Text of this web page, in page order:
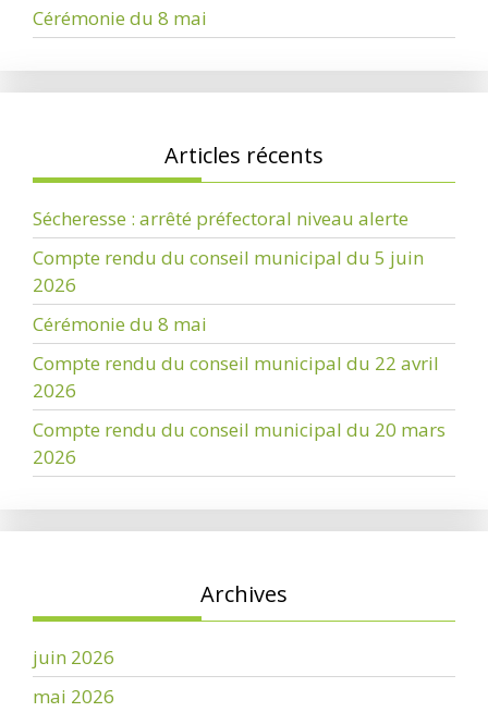
Cérémonie du 8 mai
Articles récents
Sécheresse : arrêté préfectoral niveau alerte
Compte rendu du conseil municipal du 5 juin
2026
Cérémonie du 8 mai
Compte rendu du conseil municipal du 22 avril
2026
Compte rendu du conseil municipal du 20 mars
2026
Archives
juin 2026
mai 2026